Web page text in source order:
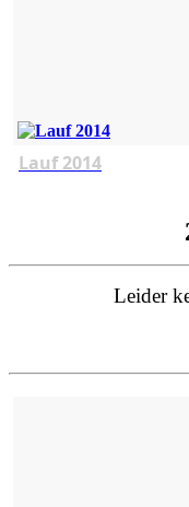
Lauf 2014
Leider